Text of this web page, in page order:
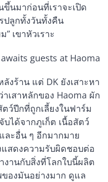
นมาก่อนที่เราจะเปิด
ปลูกทั้งวันทั้งคืน
เขาหัวเราะ
guests at Haoma
ร้าน แต่ DK ยังเสาะหา
เสาหลักของ Haoma ผัก
ว์ปีกที่ถูกเลี้ยงในฟาร์ม
ได้จากภูเก็ต เนื้อสัตว์
ละอื่น ๆ อีกมากมาย
สดงความรับผิดชอบต่อ
านกับสิ่งที่โลกใบนี้ผลิต
องมันอย่างมาก ดูแล